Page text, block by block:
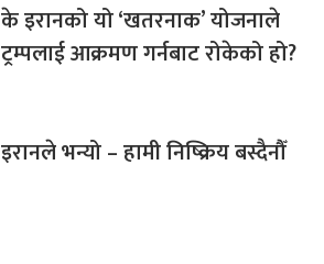
के इरानको यो ‘खतरनाक’ योजनाले
ट्रम्पलाई आक्रमण गर्नबाट रोकेको हो?
इरानले भन्यो – हामी निष्क्रिय बस्दैनौँ